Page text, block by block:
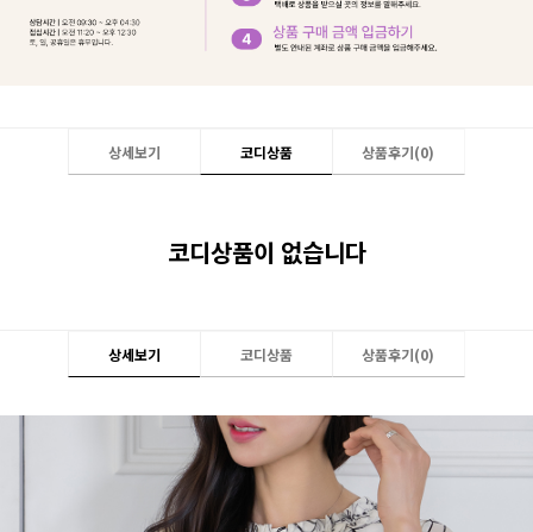
상세보기 코디상품 상품후기(0)
코디상품이 없습니다
상세보기 코디상품 상품후기(0)